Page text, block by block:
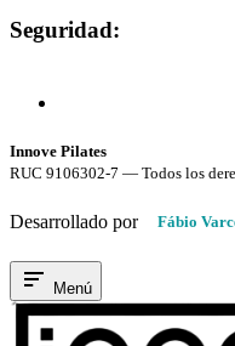
Seguridad:
Innove Pilates
RUC 9106302-7 — Todos los
Desarrollado por Fábio
Menú